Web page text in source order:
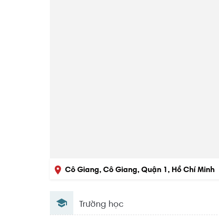
Cô Giang, Cô Giang, Quận 1, Hồ Chí Minh
Trường học